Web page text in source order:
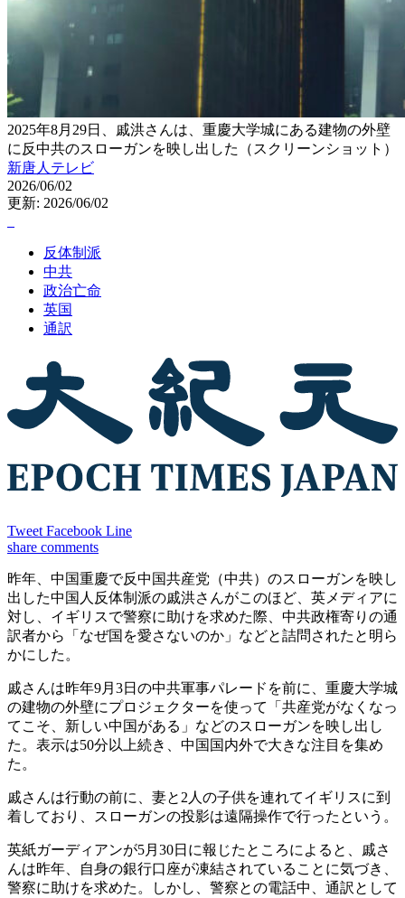
2025年8月29日、戚洪さんは、重慶大学城にある建物の外壁
に反中共のスローガンを映し出した（スクリーンショット）
新唐人テレビ
2026/06/02
更新: 2026/06/02
反体制派
中共
政治亡命
英国
通訳
Tweet Facebook Line
share comments
昨年、中国重慶で反中国共産党（中共）のスローガンを映し
出した中国人反体制派の戚洪さんがこのほど、英メディアに
対し、イギリスで警察に助けを求めた際、中共政権寄りの通
訳者から「なぜ国を愛さないのか」などと詰問されたと明ら
かにした。
戚さんは昨年9月3日の中共軍事パレードを前に、重慶大学城
の建物の外壁にプロジェクターを使って「共産党がなくなっ
てこそ、新しい中国がある」などのスローガンを映し出し
た。表示は50分以上続き、中国国内外で大きな注目を集め
た。
戚さんは行動の前に、妻と2人の子供を連れてイギリスに到
着しており、スローガンの投影は遠隔操作で行ったという。
英紙ガーディアンが5月30日に報じたところによると、戚さ
んは昨年、自身の銀行口座が凍結されていることに気づき、
警察に助けを求めた。しかし、警察との電話中、通訳として